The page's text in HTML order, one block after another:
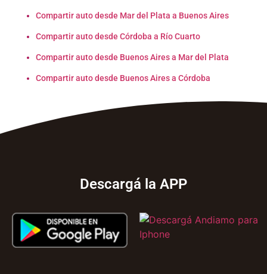
Compartir auto desde Mar del Plata a Buenos Aires
Compartir auto desde Córdoba a Río Cuarto
Compartir auto desde Buenos Aires a Mar del Plata
Compartir auto desde Buenos Aires a Córdoba
Descargá la APP